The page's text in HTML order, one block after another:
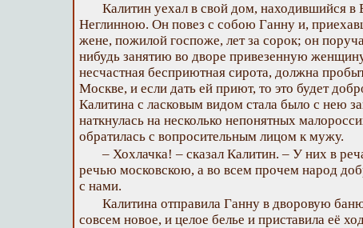
Калитин уехал в свой дом, находившийся в
Неглинною. Он повез с собою Ганну и,
жене, пожилой госпоже, лет за сорок; он
нибудь занятию во дворе привезенную
несчастная бесприютная сирота, должна
Москве, и если дать ей приют, то это будет
Калитина с ласковым видом стала было с нею
наткнулась на несколько непонятных
обратилась с вопросительным лицом к мужу.
– Хохлачка! – сказал Калитин. – У них в
речью московскою, а во всем прочем народ
с нами.
Калитина отправила Ганну в дворовую
совсем новое, и целое белье и приставила её